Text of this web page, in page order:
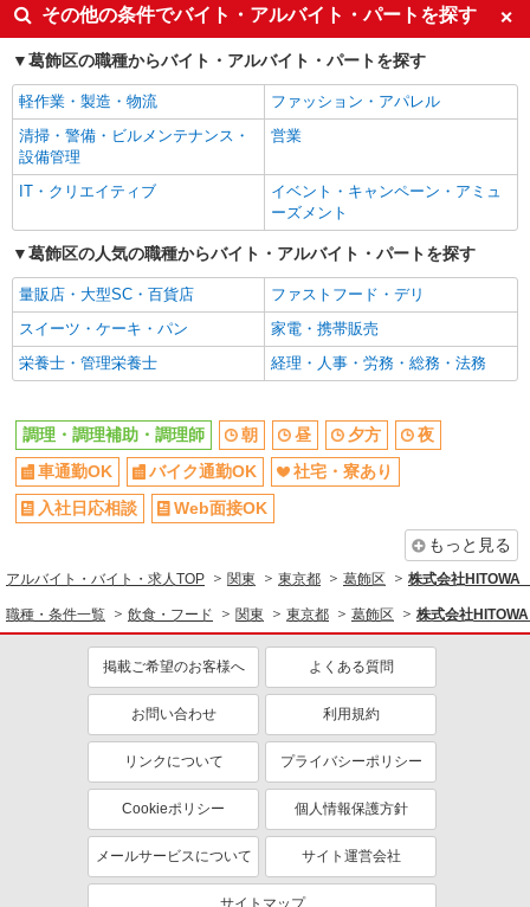
ボーナス・賞与あり
交通費支給
社会保険あり
まかない・食事補助
産休・育休取得実績あり
社員登用あり
その他の条件でバイト・アルバイト・パートを探す
葛飾区の職種からバイト・アルバイト・パートを探す
軽作業・製造・物流
ファッション・アパレル
清掃・警備・ビルメンテナンス・
設備管理
営業
IT・クリエイティブ
イベント・キャンペーン・アミュ
ーズメント
葛飾区の人気の職種からバイト・アルバイト・パートを探す
量販店・大型SC・百貨店
ファストフード・デリ
スイーツ・ケーキ・パン
家電・携帯販売
栄養士・管理栄養士
経理・人事・労務・総務・法務
調理・調理補助・調理師 朝 昼 夕方
夜
車通勤OK
バイク通勤OK
社宅・寮あり
入社日応相談
Web面接OK
もっと見る
アルバイト・バイト・求人TOP 関東 東京都 葛飾区 株式会社HITOWA
職種・条件一覧 飲食・フード 関東 東京都 葛飾区 株式会社
掲載ご希望のお客様へ よくある質問
お問い合わせ 利用規約
リンクについて プライバシーポリシー
Cookieポリシー 個人情報保護方針
メールサービスについて サイト運営会社
サイトマップ